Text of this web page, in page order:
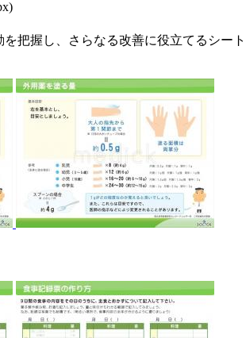
把握し、さらなる改善に役立てるシー